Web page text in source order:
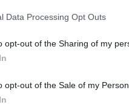
Data Processing Opt Outs
opt-out of the Sharing of my
opt-out of the Sale of my
Il
per
il quale
del
the-
il giro
pagine di